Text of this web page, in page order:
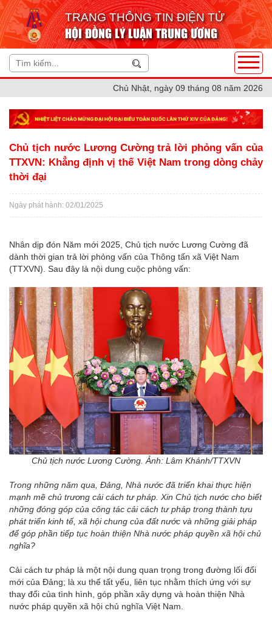
TRANG THÔNG TIN ĐIỆN TỬ
HỘI ĐỒNG LÝ LUẬN TRUNG ƯƠNG
Chủ Nhật, ngày 09 tháng 08 năm 2026
Chủ tịch nước Lương Cường trả lời phỏng vấn của
TTXVN: Khẳng định vị thế Việt Nam trong dòng chảy
thời đại
Ngày phát hành: 02/01/2025
Nhân dịp đón Năm mới 2025, Chủ tịch nước Lương Cường đã
dành thời gian trả lời phỏng vấn của Thông tấn xã Việt Nam
(TTXVN). Sau đây là nội dung cuộc phỏng vấn:
Chủ tịch nước Lương Cường. Ảnh: Lâm Khánh/TTXVN
Trong những năm qua, Đảng, Nhà nước đã triển khai thực hiện
mạnh mẽ chủ trương cải cách tư pháp. Xin Chủ tịch nước cho biết
những đóng góp của công tác cải cách tư pháp trong thành tựu
phát triển kinh tế, xã hội chung của đất nước và những giải pháp
để góp phần tiếp tục hoàn thiện Nhà nước pháp quyền xã hội chủ
nghĩa?
Cải cách tư pháp là một nội dung quan trọng trong đường lối đổi
mới của Đảng; là xu thế tất yếu, liên tục nhằm thích ứng với sự
thay đổi của tình hình, góp phần xây dựng và hoàn thiện Nhà
nước pháp quyền xã hội chủ nghĩa Việt Nam.